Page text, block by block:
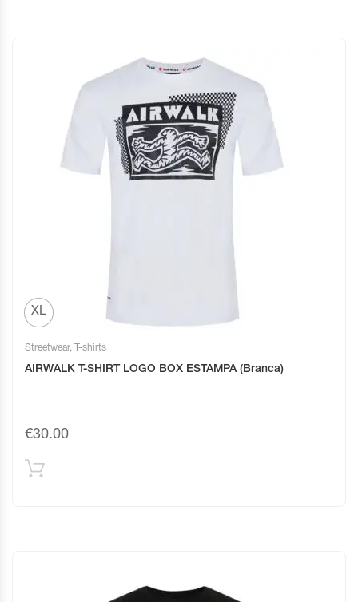
XL
Streetwear, T-shirts
AIRWALK T-SHIRT LOGO BOX ESTAMPA (Branca)
€30.00